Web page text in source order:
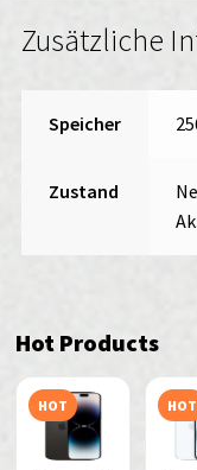
Zusätzliche
Speicher
Zustand
Hot Products
HOT HOT